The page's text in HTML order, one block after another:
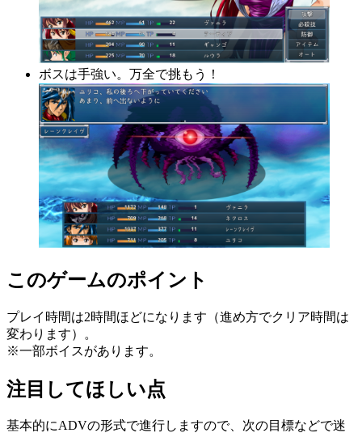
ボスは手強い。万全で挑もう！
このゲームのポイント
プレイ時間は2時間ほどになります（進め方でクリア時間は
変わります）。
※一部ボイスがあります。
注目してほしい点
基本的にADVの形式で進行しますので、次の目標などで迷